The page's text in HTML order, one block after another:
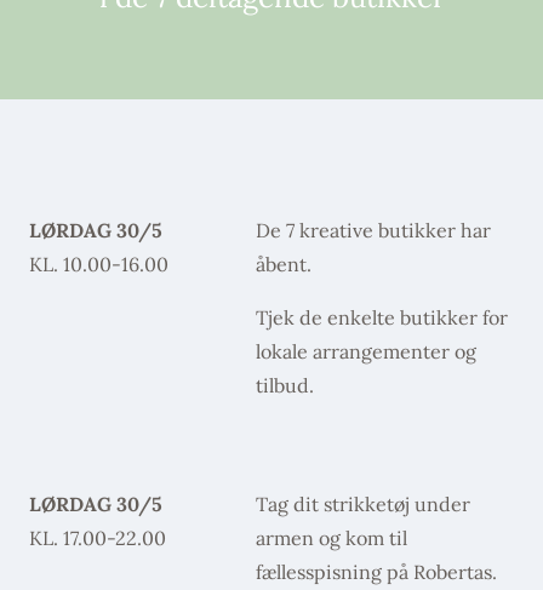
LØRDAG 30/5
KL. 10.00-16.00
De 7 kreative butikker har
åbent.
Tjek de enkelte butikker for
lokale arrangementer og
tilbud.
LØRDAG 30/5
KL. 17.00-22.00
Tag dit strikketøj under
armen og kom til
fællesspisning på Robertas.